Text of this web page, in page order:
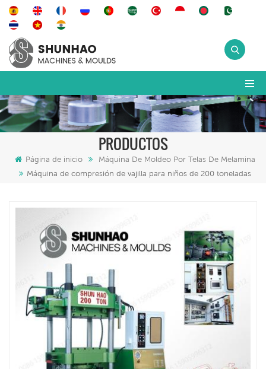
PRODUCTOS
Página de inicio
Máquina De Moldeo Por Telas De Melamina
Máquina de compresión de vajilla para niños de 200 toneladas